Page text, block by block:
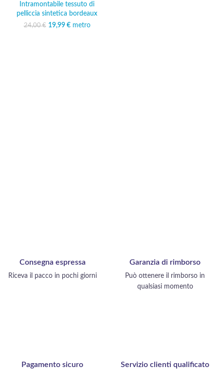
Intramontabile tessuto di
pelliccia sintetica bordeaux
24,00€
Il prezzo originale
19,99 €
Il prezzo
metro
Consegna espressa
Riceva il pacco in pochi giorni
Garanzia di rimborso
Può ottenere il rimborso in
qualsiasi momento
Pagamento sicuro Servizio clienti qualificato